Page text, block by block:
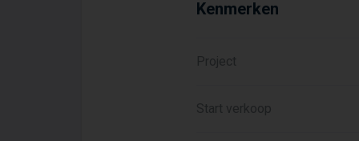
Kenmerken
Project
Start verkoop